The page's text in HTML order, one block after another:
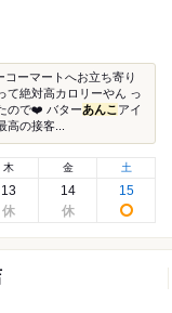
ーマートへお立ち寄り
て絶対高カロリーやん っ
ので❤️ バターあんこ アイ
の接客...
木
13
金
14
土
15